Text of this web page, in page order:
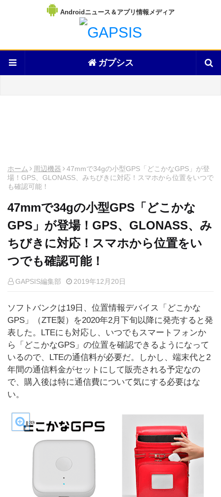
Androidニュース＆アプリ情報メディア
ガプシス
ホーム 周辺機器
47mmで34gの小型GPS「どこかなGPS」が登
場！GPS、GLONASS、みちびきに対応！スマホから位置をいつで
も確認可能！
47mmで34gの小型GPS「どこかな
GPS」が登場！GPS、GLONASS、み
ちびきに対応！スマホから位置をい
つでも確認可能！
GAPSIS編集部 2019年12月20日
ソフトバンクは19日、位置情報デバイス「どこかな
GPS」（ZTE製）を2020年2月下旬以降に発売すると発
表した。LTEにも対応し、いつでもスマートフォンか
ら「どこかなGPS」の位置を確認できるようになって
いるので、LTEの通信料が必要だ。しかし、端末代と2
年間の通信料金がセットにして販売される予定なの
で、購入後は特に通信費について気にする必要はな
い。